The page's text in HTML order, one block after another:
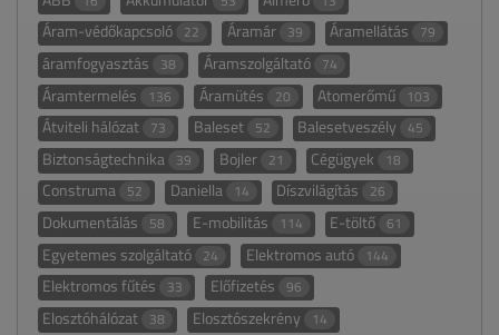
Áram-védőkapcsoló 22 Áramár 39 Áramellátás 79
áramfogyasztás 38 Áramszolgáltató 74
Áramtermelés 136 Áramütés 20 Atomerőmű 103
Átviteli hálózat 73 Baleset 52 Balesetveszély 45
Biztonságtechnika 39 Bojler 21 Cégügyek 18
Construma 52 Daniella 14 Díszvilágítás 26
Dokumentálás 58 E-mobilitás 114 E-töltő 61
Egyetemes szolgáltató 24 Elektromos autó 144
Elektromos fűtés 33 Előfizetés 96
Elosztóhálózat 38 Elosztószekrény 14